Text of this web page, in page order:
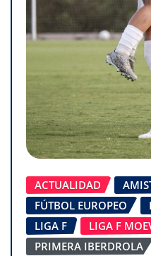
ACTUALIDAD
FÚTBOL EUROPEO
LIGA F
LIGA F
PRIMERA IBERDROLA